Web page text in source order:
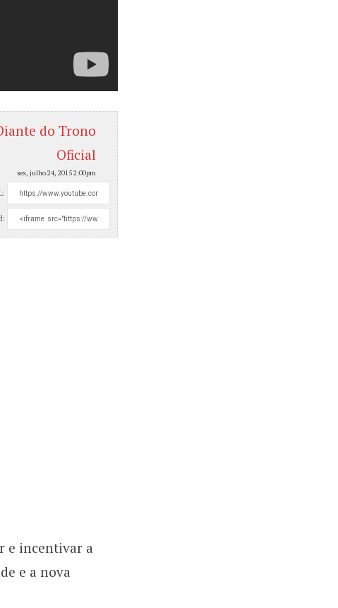
do Trono
Oficial
sex, julho 24, 2015 2:00pm
e incentivar a
e a nova